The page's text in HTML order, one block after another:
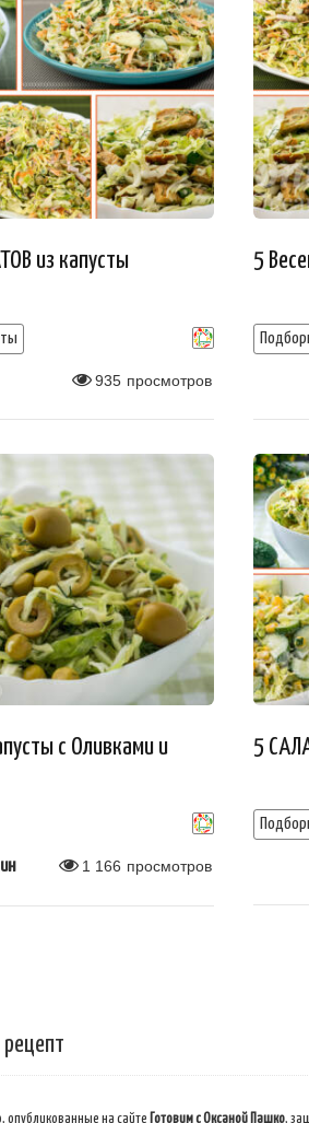
из капусты
935 просмотров
5
с Оливками и
1 166 просмотров
5
опубликованные на сайте Готовим с Оксаной Пашко,